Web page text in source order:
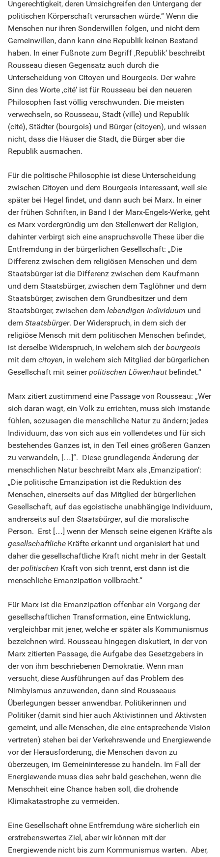
Ungerechtigkeit, deren Umsichgreifen den Untergang der
politischen Körperschaft verursachen würde.“ Wenn die
Menschen nur ihren Sonderwillen folgen, und nicht dem
Gemeinwillen, dann kann eine Republik keinen Bestand
haben. In einer Fußnote zum Begriff ‚Republik‘ beschreibt
Rousseau diesen Gegensatz auch durch die
Unterscheidung von Citoyen und Bourgeois. Der wahre
Sinn des Worte ‚cité‘ ist für Rousseau bei den neueren
Philosophen fast völlig verschwunden. Die meisten
verwechseln, so Rousseau, Stadt (ville) und Republik
(cité), Städter (bourgois) und Bürger (citoyen), und wissen
nicht, dass die Häuser die Stadt, die Bürger aber die
Republik ausmachen.
Für die politische Philosophie ist diese Unterscheidung
zwischen Citoyen und dem Bourgeois interessant, weil sie
später bei Hegel findet, und dann auch bei Marx. In einer
der frühen Schriften, in Band I der Marx-Engels-Werke, geht
es Marx vordergründig um den Stellenwert der Religion,
dahinter verbirgt sich eine anspruchsvolle These über die
Entfremdung in der bürgerlichen Gesellschaft: „Die
Differenz zwischen dem religiösen Menschen und dem
Staatsbürger ist die Differenz zwischen dem Kaufmann
und dem Staatsbürger, zwischen dem Taglöhner und dem
Staatsbürger, zwischen dem Grundbesitzer und dem
Staatsbürger, zwischen dem lebendigen Individuum und
dem Staatsbürger. Der Widerspruch, in dem sich der
religiöse Mensch mit dem politischen Menschen befindet,
ist derselbe Widerspruch, in welchem sich derbourgeois
mit dem citoyen, in welchem sich Mitglied der bürgerlichen
Gesellschaft mit seinerpolitischen Löwenhaut befindet.“
Marx zitiert zustimmend eine Passage von Rousseau: „Wer
sich daran wagt, ein Volk zu errichten, muss sich imstande
fühlen, sozusagen die menschliche Natur zu ändern; jedes
Individuum, das von sich aus ein vollendetes und für sich
bestehendes Ganzes ist, in den Teil eines größeren Ganzen
zu verwandeln, […]“. Diese grundlegende Änderung der
menschlichen Natur beschreibt Marx als ‚Emanzipation‘:
„Die politische Emanzipation ist die Reduktion des
Menschen, einerseits auf das Mitglied der bürgerlichen
Gesellschaft, auf das egoistische unabhängige Individuum,
andrerseits auf den Staatsbürger, auf die moralische
Person. Erst […] wenn der Mensch seine eigenen Kräfte als
gesellschaftliche Kräfte erkannt und organisiert hat und
daher die gesellschaftliche Kraft nicht mehr in der Gestalt
derpolitischen Kraft von sich trennt, erst dann ist die
menschliche Emanzipation vollbracht.“
Für Marx ist die Emanzipation offenbar ein Vorgang der
gesellschaftlichen Transformation, eine Entwicklung,
vergleichbar mit jener, welche er später als Kommunismus
bezeichnen wird. Rousseau hingegen diskutiert, in der von
Marx zitierten Passage, die Aufgabe des Gesetzgebers in
der von ihm beschriebenen Demokratie. Wenn man
versucht, diese Ausführungen auf das Problem des
Nimbyismus anzuwenden, dann sind Rousseaus
Überlegungen besser anwendbar. Politikerinnen und
Politiker (damit sind hier auch Aktivistinnen und Aktivsten
gemeint, und alle Menschen, die eine entsprechende Vision
vertreten) stehen bei der Verkehrswende und Energiewende
vor der Herausforderung, die Menschen davon zu
überzeugen, im Gemeininteresse zu handeln. Im Fall der
Energiewende muss dies sehr bald geschehen, wenn die
Menschheit eine Chance haben soll, die drohende
Klimakatastrophe zu vermeiden.
Eine Gesellschaft ohne Entfremdung wäre sicherlich ein
erstrebenswertes Ziel, aber wir können mit der
Energiewende nicht bis zum Kommunismus warten. Aber,